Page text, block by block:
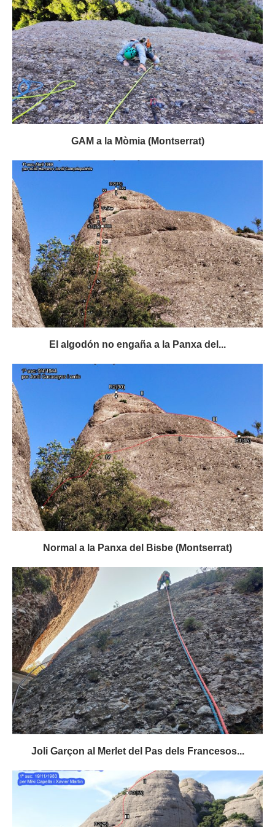
GAM a la Mòmia (Montserrat)
El algodón no engaña a la Panxa del...
Normal a la Panxa del Bisbe (Montserrat)
Joli Garçon al Merlet del Pas dels Francesos...